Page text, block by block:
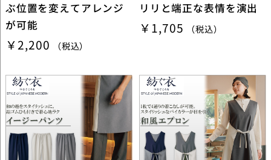
ぶ位置を変えてアレンジ
が可能
￥2,200 （税込）
リリと端正な表情を演出
￥1,705 （税込）